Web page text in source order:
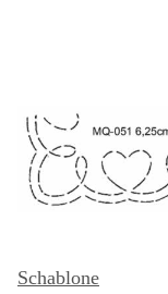
Schablone